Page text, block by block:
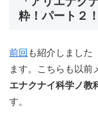
粋！パート２！
前回 も紹介しました
ます。こちらも以前
エナクナイ科学ノ教
す。